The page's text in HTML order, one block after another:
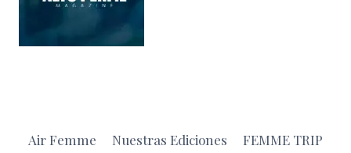
Air Femme Nuestras Ediciones
FEMME TRIP